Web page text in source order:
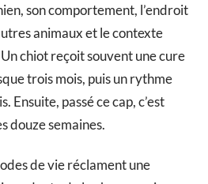
son comportement, l’endroit
animaux et le contexte
chiot reçoit souvent une cure
trois mois, puis un rythme
Ensuite, passé ce cap, c’est
douze semaines.
de vie réclament une